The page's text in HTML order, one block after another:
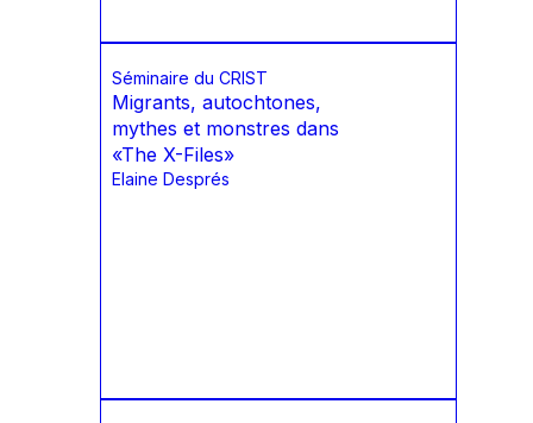
Séminaire du CRIST
Migrants, autochtones,
mythes et monstres dans
«The X-Files»
Elaine Després